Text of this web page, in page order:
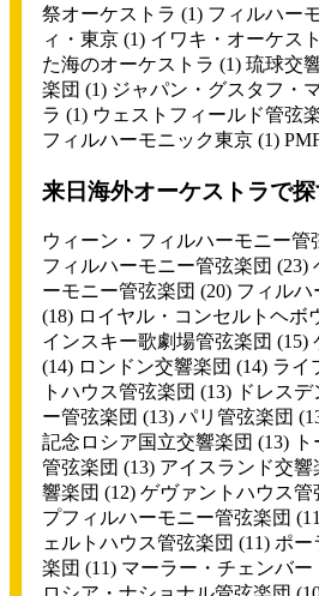
祭オーケストラ (1) フィルハー
ィ・東京 (1) イワキ・オーケス
た海のオーケストラ (1) 琉球交
楽団 (1) ジャパン・グスタフ・
ラ (1) ウェストフィールド管弦
フィルハーモニック東京 (1)
来日海外オーケストラで
ウィーン・フィルハーモニー管
フィルハーモニー管弦楽団 (23)
ーモニー管弦楽団 (20) フィルハ
(18) ロイヤル・コンセルトヘボ
インスキー歌劇場管弦楽団 (15)
(14) ロンドン交響楽団 (14) ライ
トハウス管弦楽団 (13) ドレス
ー管弦楽団 (13) パリ管弦楽団
記念ロシア国立交響楽団 (13)
管弦楽団 (13) アイスランド交響
響楽団 (12) ゲヴァントハウス管
プフィルハーモニー管弦楽団
ェルトハウス管弦楽団 (11) ポー
楽団 (11) マーラー・チェンバー